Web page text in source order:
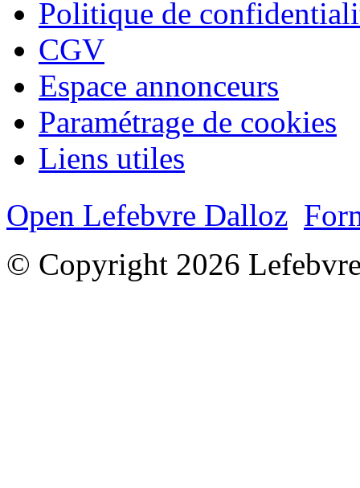
Politique de
CGV
Espace annonceurs
Paramétrage de cookies
Liens utiles
Open Lefebvre Dalloz
© Copyright 2026